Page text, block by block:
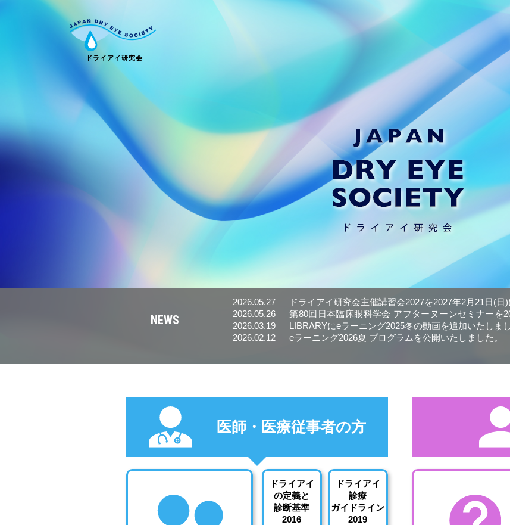
NEWS
2026.05.27
ドライアイ研究会主催講習会2027を2027年2月21日(日)
2026.05.26
第80回日本臨床眼科学会 アフターヌーンセミナーを
す。
2026.03.19
LIBRARYにeラーニング2025冬の動画を追加いたしまし
2026.02.12
eラーニング2026夏 プログラムを公開いたしました。
医師・医療従事者の方
ドライアイ
の定義と
診断基準
2016
ドライアイ
診療
ガイドライン
2019